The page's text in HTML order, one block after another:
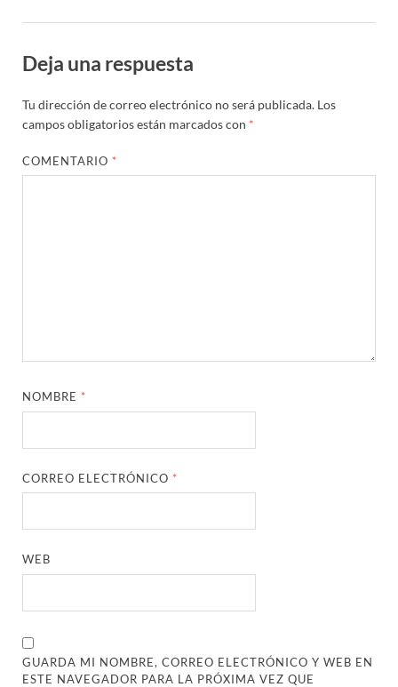
Deja una respuesta
Tu dirección de correo electrónico no será publicada. Los
campos obligatorios están marcados con *
COMENTARIO *
NOMBRE *
CORREO ELECTRÓNICO *
WEB
GUARDA MI NOMBRE, CORREO ELECTRÓNICO Y WEB EN
ESTE NAVEGADOR PARA LA PRÓXIMA VEZ QUE